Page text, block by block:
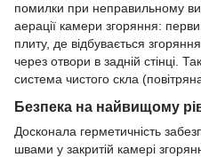
помилки при неправильному
аерації камери згоряння:
плиту, де відбувається
через отвори в задній стінці.
система чистого скла (повітряна
Безпека на найвищому
Досконала герметичність
швами у закритій камері